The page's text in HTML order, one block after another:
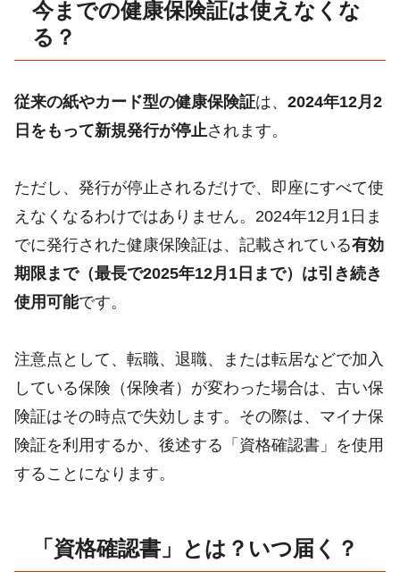
今までの健康保険証は使えなくな
る？
従来の紙やカード型の健康保険証は、 2024年12月2
日をもって新規発行が停止されます。
ただし、発行が停止されるだけで、即座にすべて使
えなくなるわけではありません。2024年12月1日ま
でに発行された健康保険証は、記載されている有効
期限まで（最長で2025年12月1日まで）は引き続き
使用可能です。
注意点として、転職、退職、または転居などで加入
している保険（保険者）が変わった場合は、古い保
険証はその時点で失効します。その際は、マイナ保
険証を利用するか、後述する「資格確認書」を使用
することになります。
「資格確認書」とは？いつ届く？